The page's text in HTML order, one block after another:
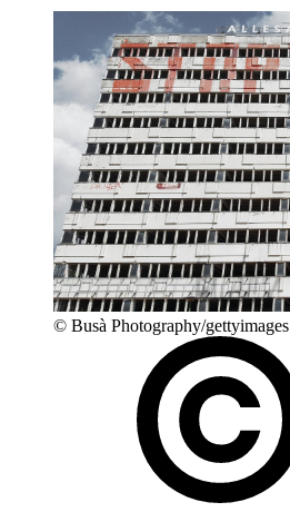
© Busà Photography/gettyimages